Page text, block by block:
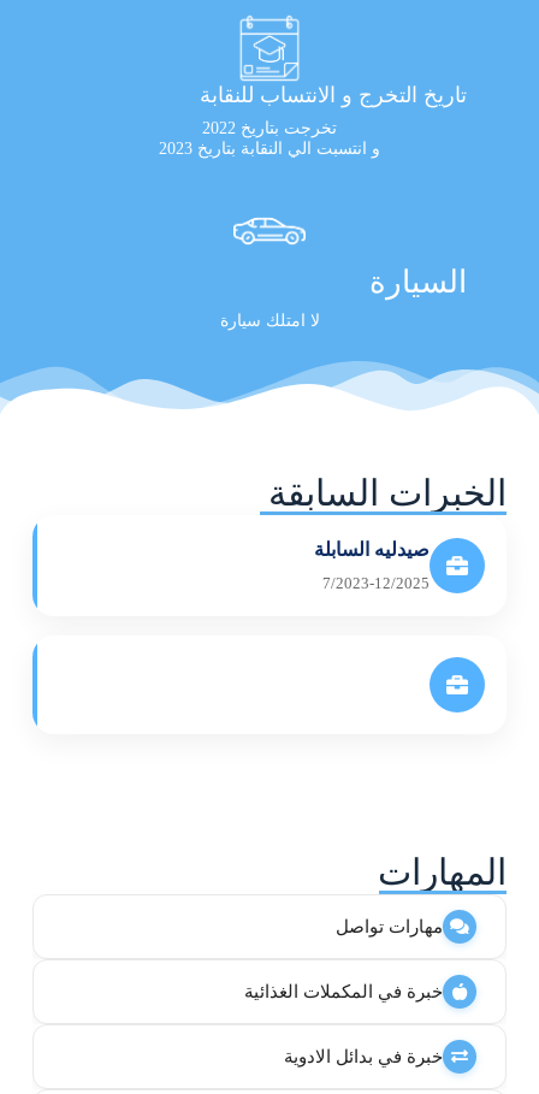
تاريخ التخرج و الانتساب للنقابة
تخرجت بتاريخ 2022
و انتسبت الي النقابة بتاريخ 2023
السيارة
لا امتلك سيارة
الخبرات السابقة
صيدليه السابلة
7/2023-12/2025
المهارات
مهارات تواصل
خبرة في المكملات الغذائية
خبرة في بدائل الادوية